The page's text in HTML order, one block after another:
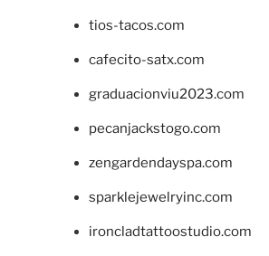
tios-tacos.com
cafecito-satx.com
graduacionviu2023.com
pecanjackstogo.com
zengardendayspa.com
sparklejewelryinc.com
ironcladtattoostudio.com